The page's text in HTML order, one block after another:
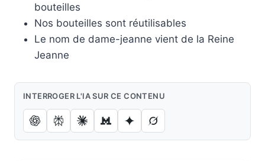
bouteilles
Nos bouteilles sont réutilisables
Le nom de dame-jeanne vient de la Reine
Jeanne
INTERROGER L'IA SUR CE CONTENU